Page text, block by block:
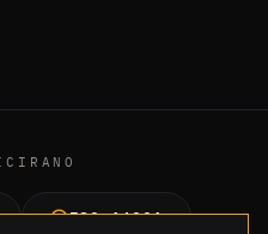
ISO 14001